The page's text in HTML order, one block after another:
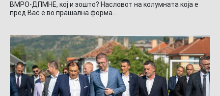
ВМРО-ДПМНЕ, кој и зошто? Насловот на колумната која е
пред Вас е во прашална форма…